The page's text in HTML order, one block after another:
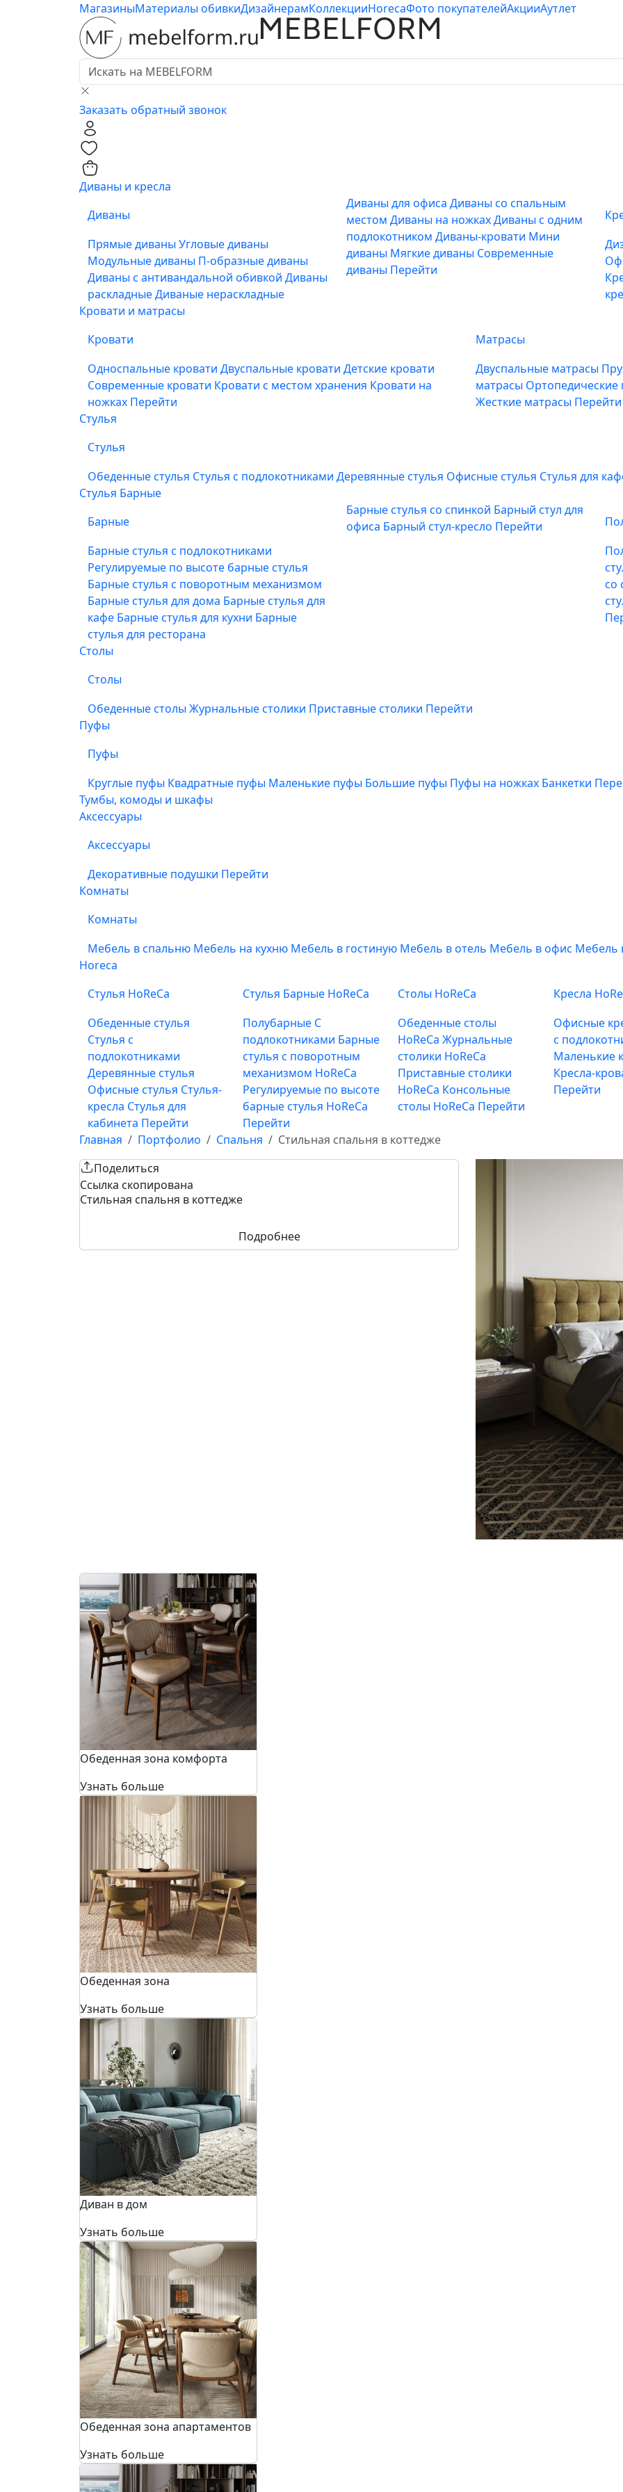
МагазиныМатериалы обивкиДизайнерамКоллекцииHorecaФото покупателейАкцииАутлет
Заказать обратный звонок
Диваны и кресла
Диваны
Прямые диваны Угловые диваны
Модульные диваны П-образные диваны
Диваны с антивандальной обивкой Диваны
раскладныеДиваные нераскладные
Диваны для офиса Диваны со спальным
местом Диваны на ножкахДиваны с одним
подлокотником Диваны-кровати Мини
диваны Мягкие диваны Современные
диваны Перейти
Кровати и матрасы
Кровати
Односпальные кровати Двуспальные кровати Детские кровати
Современные кровати Кровати с местом хранения Кровати на
ножках Перейти
Матрасы
Двуспальные матрасы
матрасы
Жесткие матрасы Перейти
Стулья
Стулья
Обеденные стулья Стулья с подлокотниками Деревянные стулья Офисные стулья Стулья для
Стулья Барные
Барные
Барные стулья с подлокотниками
Регулируемые по высоте барные стулья
Барные стулья с поворотным механизмом
Барные стулья для дома Барные стулья для
кафе Барные стулья для кухни Барные
стулья для ресторана
Барные стулья со спинкой Барный стул для
офиса Барный стул-кресло Перейти
со
Столы
Столы
Обеденные столы Журнальные столики Приставные столики Перейти
Пуфы
Пуфы
Круглые пуфы Квадратные пуфы Маленькие пуфы Большие пуфы Пуфы на ножках Банкетки
Тумбы, комоды и шкафы
Аксессуары
Аксессуары
Декоративные подушки Перейти
Комнаты
Комнаты
Мебель в спальню Мебель на кухню Мебель в гостиную Мебель в отель Мебель в офис Мебель
Horeca
Стулья HoReCa
Обеденные стулья
Стулья с
подлокотниками
Деревянные стулья
Офисные стулья Стулья-
кресла Стулья для
кабинета Перейти
Стулья Барные HoReCa
Полубарные С
подлокотниками Барные
стулья с поворотным
механизмом HoReCa
Регулируемые по высоте
барные стулья HoReCa
Перейти
Столы HoReCa
Обеденные столы
HoReCaЖурнальные
столики HoReCa
Приставные столики
HoReCa Консольные
столы HoReCa Перейти
Кресла
Офисные
с
Маленькие
Кресла-
Перейти
Главная Портфолио Спальня
Стильная спальня в коттедже
Поделиться
Ссылка скопирована
Стильная спальня в коттедже
Подробнее
Обеденная зона комфорта
Узнать больше
Обеденная зона
Узнать больше
Диван в дом
Узнать больше
Обеденная зона апартаментов
Узнать больше